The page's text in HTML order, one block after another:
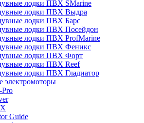
лодки ПВХ SMarine
лодки ПВХ Выдра
лодки ПВХ Барс
лодки ПВХ Посейдон
лодки ПВХ ProfMarine
лодки ПВХ Феникс
лодки ПВХ Форт
лодки ПВХ Reef
лодки ПВХ Гладиатор
электромоторы
Pro
Guide